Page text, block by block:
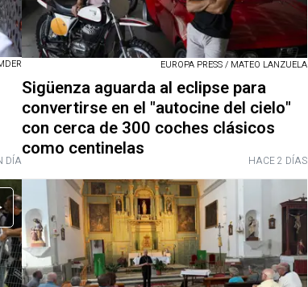
DÍA
EUROPA PRESS / MATEO LANZUELA
Sigüenza aguarda al eclipse para
convertirse en el "autocine del cielo"
con cerca de 300 coches clásicos
como centinelas
HACE 2 DÍAS